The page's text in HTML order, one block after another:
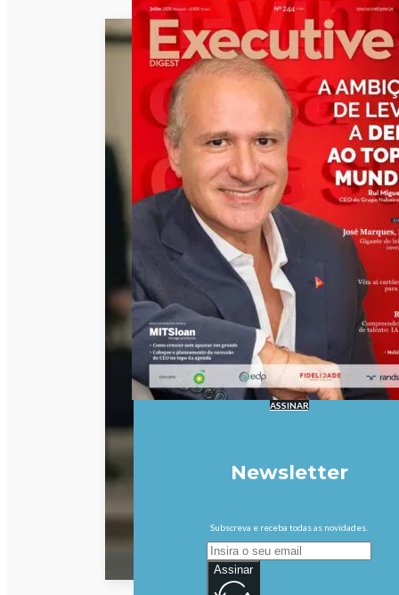
ASSINAR
Newsletter
Subscreva e receba todas as novidades.
Assinar